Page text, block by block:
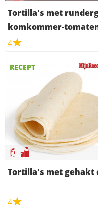
Tortilla's met
komkommer-
4
RECEPT
Tortilla's met gehakt
4